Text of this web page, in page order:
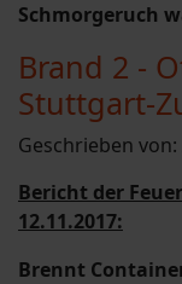
Schmorgeruch
Brand 2 -
Stuttgart-
Geschrieben von:
Bericht der
12.11.2017:
Brennt